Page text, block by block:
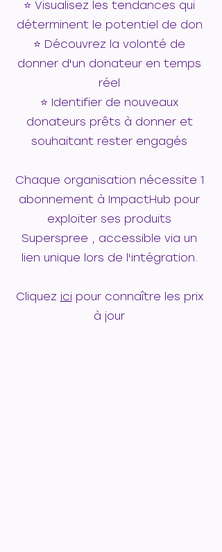
⭐️ Visualisez les tendances qui
déterminent le potentiel de don
⭐️ Découvrez la volonté de
donner d'un donateur en temps
réel
⭐️ Identifier de nouveaux
donateurs prêts à donner et
souhaitant rester engagés
Chaque organisation nécessite 1
abonnement à ImpactHub pour
exploiter ses produits
Superspree
, accessible via un
lien unique lors de l'intégration.
Cliquez icipour connaître les prix
à jour